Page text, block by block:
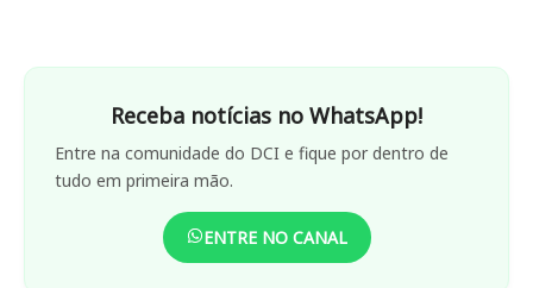
Receba notícias no WhatsApp!
Entre na comunidade do DCI e fique por dentro de
tudo em primeira mão.
ENTRE NO CANAL